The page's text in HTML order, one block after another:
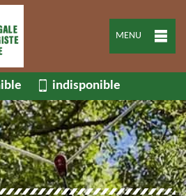
MENU
indisponible